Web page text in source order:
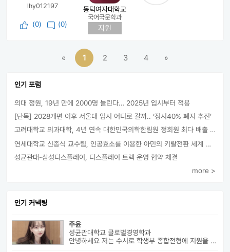
lhy012197
(0) (0)
동덕여자대학교
국어국문학과
지원
« 1 2 3 4 »
인기 포럼
의대 정원, 19년 만에 2000명 늘린다… 2025년 입시부터 적용
[단독] 2028개편 이후 서울대 입시 어디로 갈까.. ‘정시40% 폐지 추진’
고려대학교 의과대학, 4년 연속 대한민국의학한림원 정회원 최다 배출 外
연세대학교 신종식 교수팀, 인공효소를 이용한 아민의 키랄전환 세계 최초로 성공
성균관대-삼성디스플레이, 디스플레이 트랙 운영 협약 체결
more >
인기 커넥팅
주윤
성균관대학교 글로벌경영학과
안녕하세요 저는 수시로 학생부 종합전형에 지원을 해 성균관 대학교 글로...